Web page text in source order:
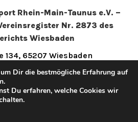
Rhein-Main-Taunus e.V. –
Nr. 2873 des
Wiesbaden
134, 65207 Wiesbaden
info@vfhwi.de
Rhein-Main-Taunus e.V.. Created
WordPress and
Dir die bestmögliche Erfahrung auf
Du erfahren, welche Cookies wir